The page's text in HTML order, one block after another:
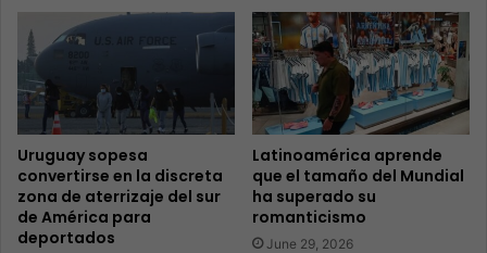
Uruguay sopesa
convertirse en la discreta
zona de aterrizaje del sur
de América para
deportados
Latinoamérica aprende
que el tamaño del Mundial
ha superado su
romanticismo
June 29, 2026